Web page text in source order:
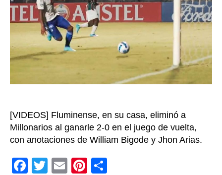
en
[VIDEOS] Fluminense, en su casa, eliminó a
Millonarios al ganarle 2-0 en el juego de vuelta,
con anotaciones de William Bigode y Jhon Arias.
F
T
E
Pi